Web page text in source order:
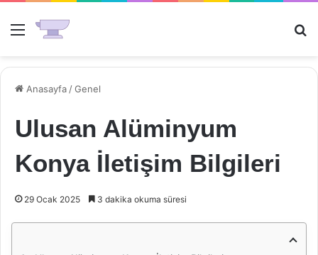
Menü
Anasayfa /Genel
Ulusan Alüminyum
Konya İletişim Bilgileri
29 Ocak 2025 3 dakika okuma süresi